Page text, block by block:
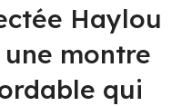
Haylou
une montre
qui